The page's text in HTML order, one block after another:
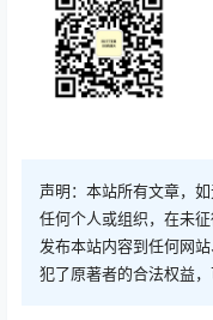
声明：本站所有文章，
任何个人或组织，在未
发布本站内容到任何网
犯了原著者的合法权益，